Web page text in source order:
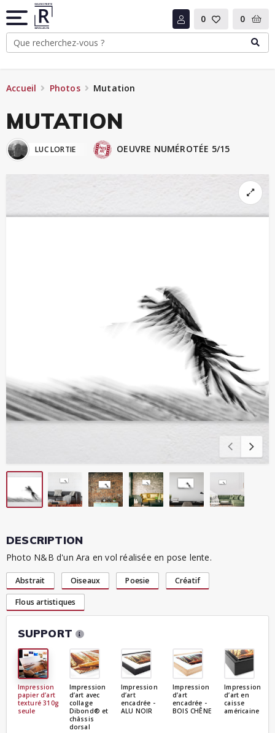
0 0
Accueil Photos Mutation
MUTATION
LUC LORTIE OEUVRE NUMÉROTÉE 5/15
DESCRIPTION
Photo N&B d'un Ara en vol réalisée en pose lente.
Abstrait Oiseaux Poesie Créatif
Flous artistiques
SUPPORT
Impression
papier d’art
texturé 310g
seule
Impression
d’art avec
collage
Dibond® et
châssis
dorsal
Impression
d’art
encadrée -
ALU NOIR
Impression
d’art
encadrée -
BOIS CHÊNE
Impression
d’art en
caisse
américaine